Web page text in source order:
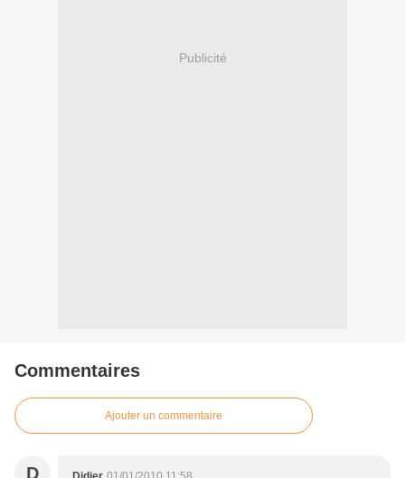
Publicité
Commentaires
Ajouter un commentaire
D